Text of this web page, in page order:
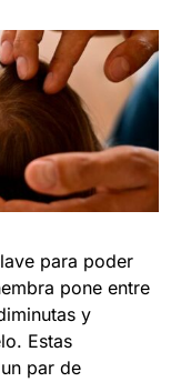
para poder
pone entre
y
Estas
par de